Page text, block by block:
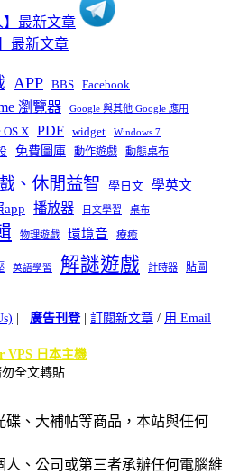
APP BBS Facebook
瀏覽器 Google 與其他 Google 應用
OS X PDF widget Windows 7
免費圖庫 動作遊戲 動態桌布
、休閒益智 學日文 學英文
app 播放器 日文學習 桌布
物理遊戲 環境音 療癒
英語學習 解謎遊戲 計時器
貼圖
| 廣告刊登| 訂閱新文章 / 用 Email
VPS 日本主機
全文轉貼
、大補帖等商品，本站與任何
、公司或第三者承辦任何電腦維